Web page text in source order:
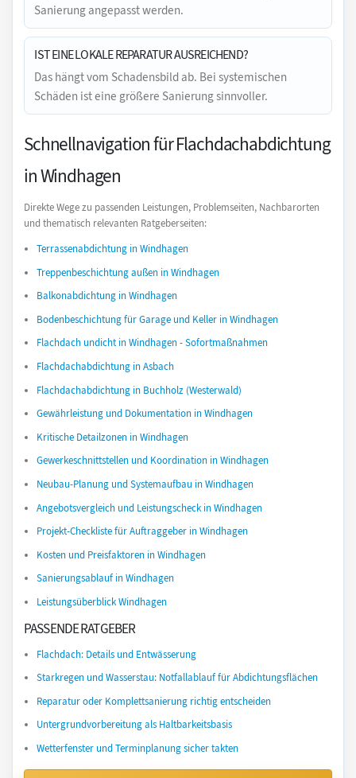
Sanierung angepasst werden.
IST EINE LOKALE REPARATUR AUSREICHEND?
Das hängt vom Schadensbild ab. Bei systemischen
Schäden ist eine größere Sanierung sinnvoller.
Schnellnavigation für Flachdachabdichtung
in Windhagen
Direkte Wege zu passenden Leistungen, Problemseiten, Nachbarorten
und thematisch relevanten Ratgeberseiten:
Terrassenabdichtung in Windhagen
Treppenbeschichtung außen in Windhagen
Balkonabdichtung in Windhagen
Bodenbeschichtung für Garage und Keller in Windhagen
Flachdach undicht in Windhagen - Sofortmaßnahmen
Flachdachabdichtung in Asbach
Flachdachabdichtung in Buchholz (Westerwald)
Gewährleistung und Dokumentation in Windhagen
Kritische Detailzonen in Windhagen
Gewerkeschnittstellen und Koordination in Windhagen
Neubau-Planung und Systemaufbau in Windhagen
Angebotsvergleich und Leistungscheck in Windhagen
Projekt-Checkliste für Auftraggeber in Windhagen
Kosten und Preisfaktoren in Windhagen
Sanierungsablauf in Windhagen
Leistungsüberblick Windhagen
PASSENDE RATGEBER
Flachdach: Details und Entwässerung
Starkregen und Wasserstau: Notfallablauf für Abdichtungsflächen
Reparatur oder Komplettsanierung richtig entscheiden
Untergrundvorbereitung als Haltbarkeitsbasis
Wetterfenster und Terminplanung sicher takten